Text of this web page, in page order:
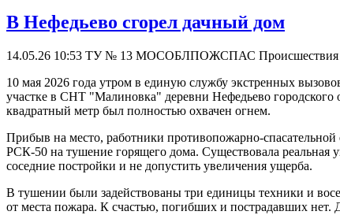
В Нефедьево сгорел дачный дом
14.05.26 10:53 ТУ № 13 МОСОБЛПОЖСПАС Происшествия
10 мая 2026 года утром в единую службу экстренных
участке в СНТ "Малиновка" деревни Нефедьево
квадратный метр был полностью охвачен огнем.
Прибыв на место, работники противопожарно-
РСК-50 на тушение горящего дома. Существовала реальная
соседние постройки и не допустить увеличения ущерба.
В тушении были задействованы три единицы техники и
от места пожара. К счастью, погибших и пострадавших